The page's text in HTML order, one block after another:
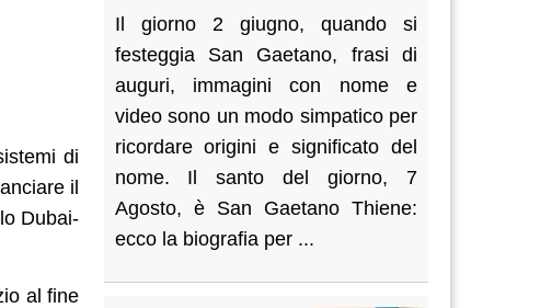
di
il
Dubai-
al fine
Il giorno 2 giugno, quando si
festeggia San Gaetano, frasi di
auguri, immagini con nome e
video sono un modo simpatico per
ricordare origini e significato del
nome. Il santo del giorno, 7
Agosto, è San Gaetano Thiene:
ecco la biografia per ...